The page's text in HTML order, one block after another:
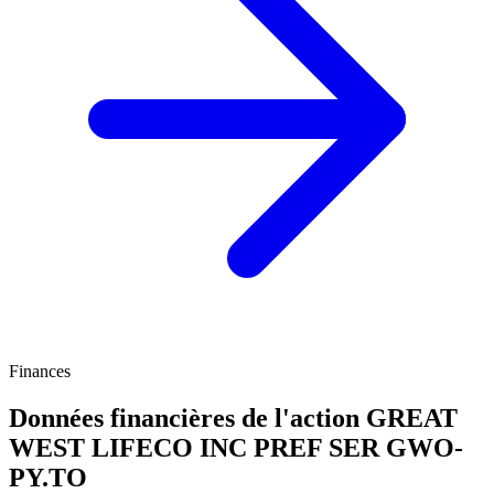
Finances
Données financières de l'action GREAT
WEST LIFECO INC PREF SER GWO-
PY.TO